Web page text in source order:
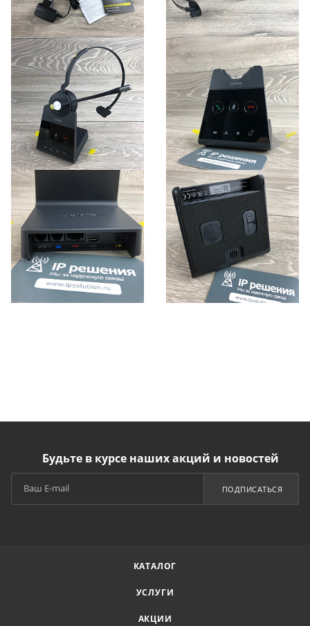
Будьте в курсе наших акций и новостей
ПОДПИСАТЬСЯ
КАТАЛОГ
УСЛУГИ
АКЦИИ